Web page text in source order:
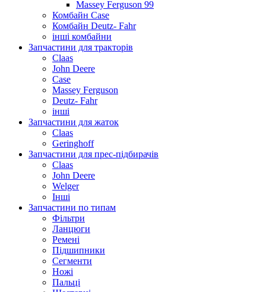
Massey Ferguson 99
Комбайн Case
Комбайн Deutz- Fahr
інші комбайни
Запчастини для тракторів
Claas
John Deere
Case
Massey Ferguson
Deutz- Fahr
інші
Запчастини для жаток
Claas
Geringhoff
Запчастини для прес-підбирачів
Claas
John Deere
Welger
Інші
Запчастини по типам
Фільтри
Ланцюги
Ремені
Підшипники
Сегменти
Ножі
Пальці